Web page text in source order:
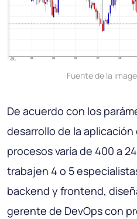
Fuente de la
De acuerdo con los
desarrollo de la
procesos varía de 400 a
trabajen 4 o 5
backend y frontend,
gerente de DevOps con